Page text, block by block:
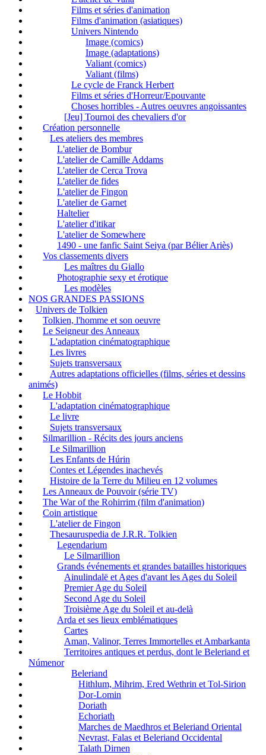
Films et séries d'animation
Films d'animation (asiatiques)
Univers Nintendo
Image (comics)
Image (adaptations)
Valiant (comics)
Valiant (films)
Le cycle de Franck Herbert
Films et séries d'Horreur/Epouvante
Choses horribles - Autres oeuvres angoissantes
[Jeu] Tournoi des chevaliers d'or
Création personnelle
Les ateliers des membres
L'atelier de Bombur
L'atelier de Camille Addams
L'atelier de Cerca Trova
L'atelier de fides
L'atelier de Fingon
L'atelier de Garnet
Haltelier
L'atelier d'itikar
L'atelier de Somewhere
1490 - une fanfic Saint Seiya (par Bélier Ariès)
Vos classements divers
Les maîtres du Giallo
Photographie sexy et érotique
Les modèles
NOS GRANDES PASSIONS
Univers de Tolkien
Tolkien, l'homme et son oeuvre
Le Seigneur des Anneaux
L'adaptation cinématographique
Les livres
Sujets transversaux
Autres adaptations officielles (films, séries et dessins
animés)
Le Hobbit
L'adaptation cinématographique
Le livre
Sujets transversaux
Silmarillion - Récits des jours anciens
Le Silmarillion
Les Enfants de Húrin
Contes et Légendes inachevés
Histoire de la Terre du Milieu en 12 volumes
Les Anneaux de Pouvoir (série TV)
The War of the Rohirrim (film d'animation)
Coin artistique
L'atelier de Fingon
Thesauruspedia de J.R.R. Tolkien
Legendarium
Le Silmarillion
Grands événements et grandes batailles historiques
Ainulindalë et Ages d'avant les Ages du Soleil
Premier Age du Soleil
Second Age du Soleil
Troisième Age du Soleil et au-delà
Arda et ses lieux emblématiques
Cartes
Aman, Valinor, Terres Immortelles et Ambarkanta
Territoires antiques et perdus, dont le Beleriand et
Númenor
Beleriand
Hithlum, Mihrim, Ered Wethrin et Tol-Sirion
Dor-Lomin
Doriath
Echoriath
Marches de Maedhros et Beleriand Oriental
Nevrast, Falas et Beleriand Occidental
Talath Dirnen